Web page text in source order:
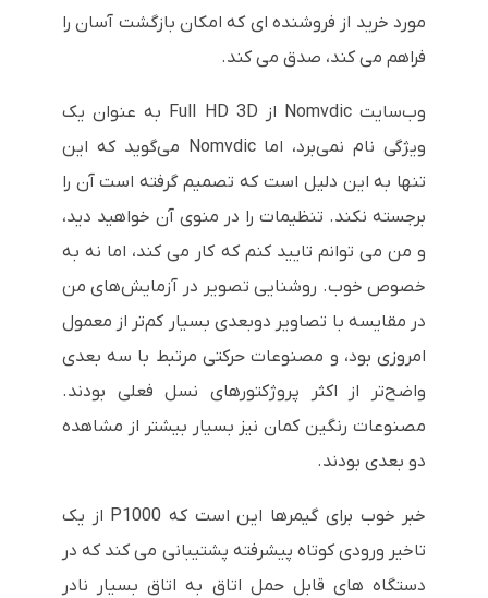
مورد خرید از فروشنده ای که امکان بازگشت آسان را
فراهم می کند، صدق می کند.
وب‌سایت Nomvdic از Full HD 3D به عنوان یک
ویژگی نام نمی‌برد، اما Nomvdic می‌گوید که این
تنها به این دلیل است که تصمیم گرفته است آن را
برجسته نکند. تنظیمات را در منوی آن خواهید دید،
و من می توانم تایید کنم که کار می کند، اما نه به
خصوص خوب. روشنایی تصویر در آزمایش‌های من
در مقایسه با تصاویر دوبعدی بسیار کم‌تر از معمول
امروزی بود، و مصنوعات حرکتی مرتبط با سه بعدی
واضح‌تر از اکثر پروژکتورهای نسل فعلی بودند.
مصنوعات رنگین کمان نیز بسیار بیشتر از مشاهده
دو بعدی بودند.
خبر خوب برای گیمرها این است که P1000 از یک
تاخیر ورودی کوتاه پیشرفته پشتیبانی می کند که در
دستگاه های قابل حمل اتاق به اتاق بسیار نادر